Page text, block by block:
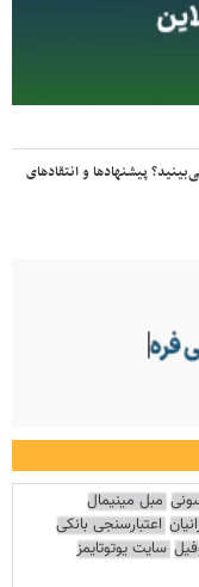
پیشنهادها و انتقادهای
مبل مینیمال
اعتبارسنجی بانکی
سایت یوتوتایمز